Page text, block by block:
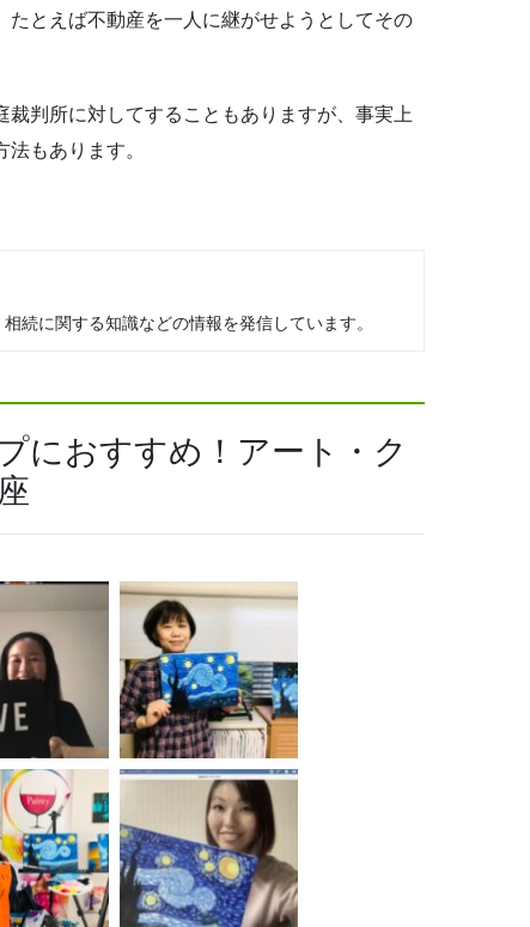
とえば不動産を一人に継がせようとしてその
判所に対してすることもありますが、事実上
もあります。
続に関する知識などの情報を発信しています。
におすすめ！アート・ク